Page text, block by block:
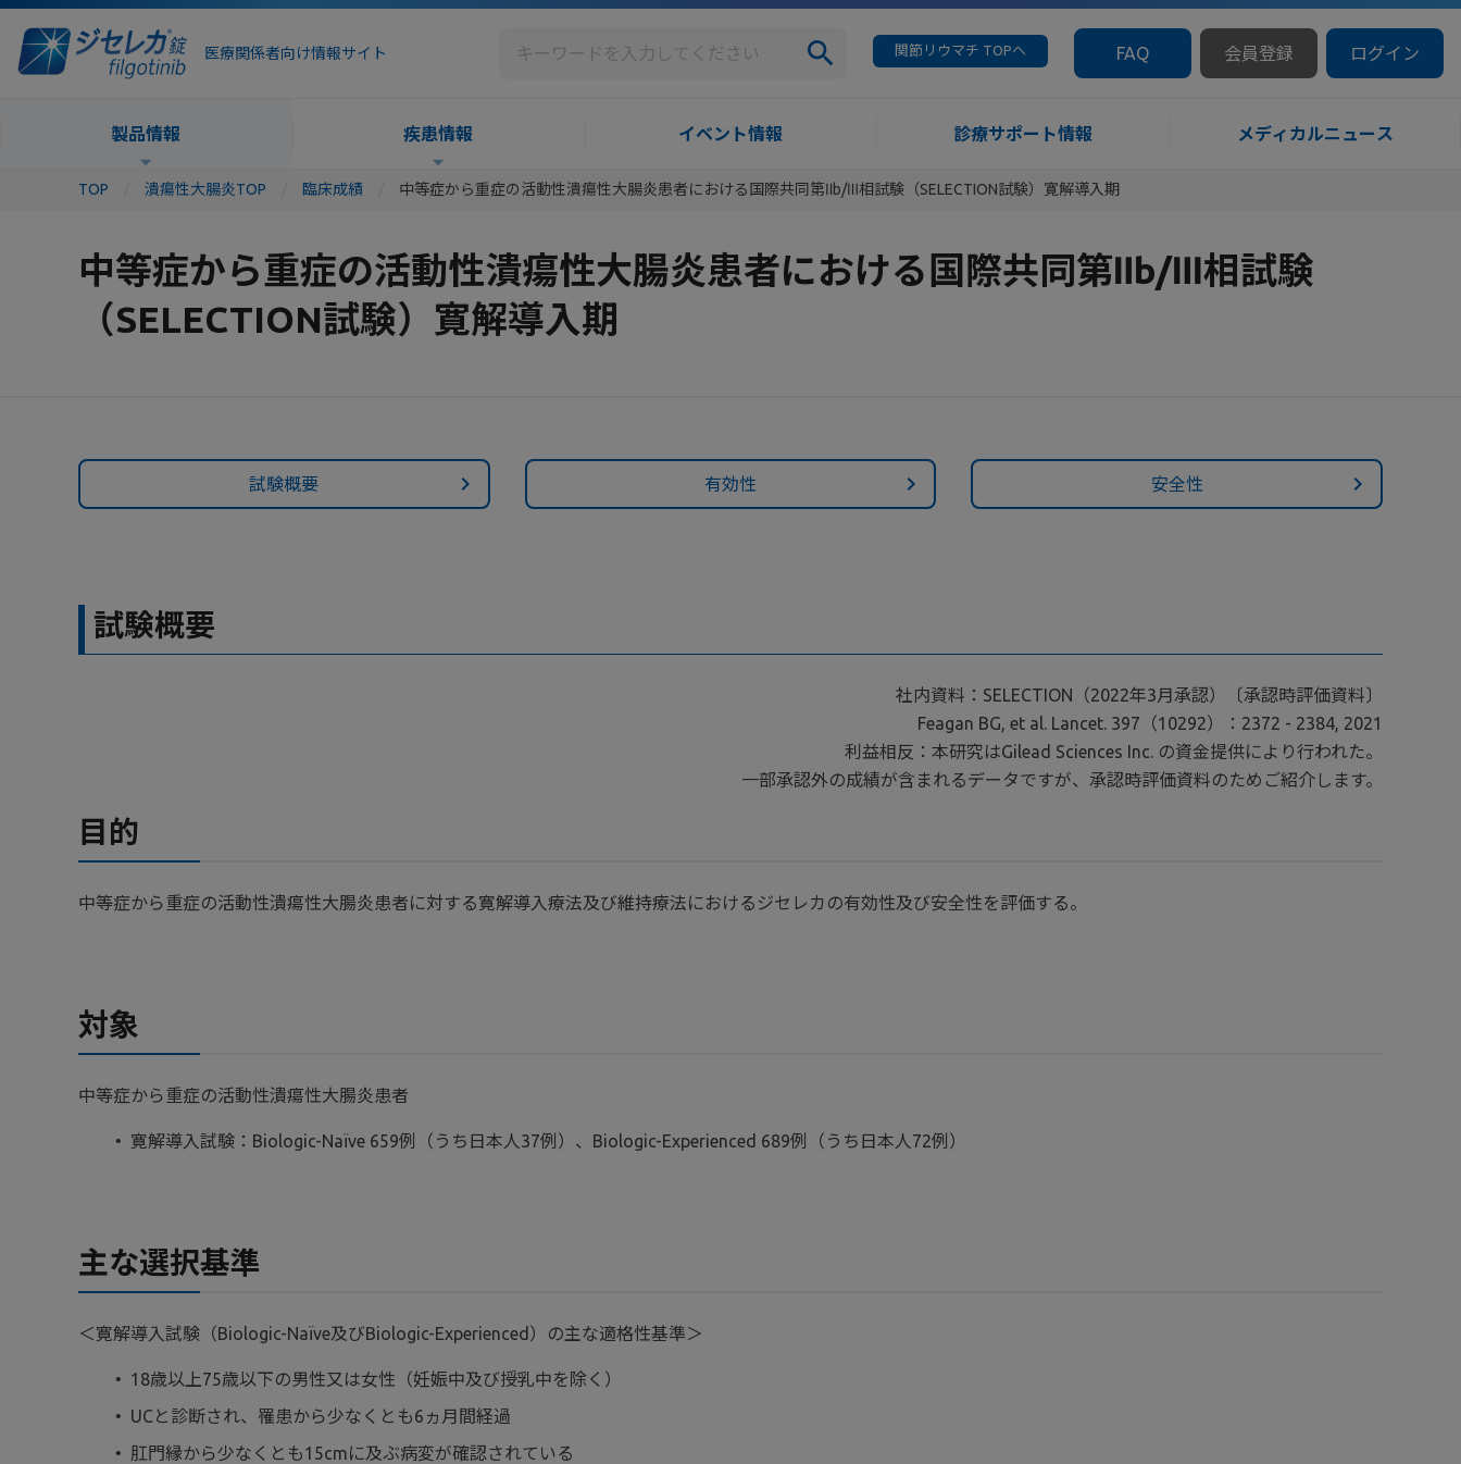
医療関係者向け情報サイト 関節リウマチ TOPへ FAQ 会員登録 ログイン
製品情報 疾患情報 イベント情報 診療サポート情報 メディカルニュース
TOP 潰瘍性大腸炎TOP 臨床成績 中等症から重症の活動性潰瘍性大腸炎患者における国際共同第Ⅱb/Ⅲ相試験（SELECTION試験）寛解導入期
中等症から重症の活動性潰瘍性大腸炎患者における国際共同第Ⅱb/Ⅲ相試験
（SELECTION試験）寛解導入期​
試験概要 有効性 安全性
試験概要
社内資料：SELECTION（2022年3月承認）〔承認時評価資料〕
Feagan BG, et al. Lancet. 397（10292）：2372 - 2384, 2021
利益相反：本研究はGilead Sciences Inc. の資金提供により行われた。
一部承認外の成績が含まれるデータですが、承認時評価資料のためご紹介します。
目的
中等症から重症の活動性潰瘍性大腸炎患者に対する寛解導入療法及び維持療法におけるジセレカの有効性及び安全性を評価する。
対象
中等症から重症の活動性潰瘍性大腸炎患者
寛解導入試験：Biologic-Naïve 659例（うち日本人37例）、Biologic-Experienced 689例（うち日本人72例）
主な選択基準
＜寛解導入試験（Biologic-Naïve及びBiologic-Experienced）の主な適格性基準＞
18歳以上75歳以下の男性又は女性（妊娠中及び授乳中を除く）
UCと診断され、罹患から少なくとも6ヵ月間経過
肛門縁から少なくとも15cmに及ぶ病変が確認されている